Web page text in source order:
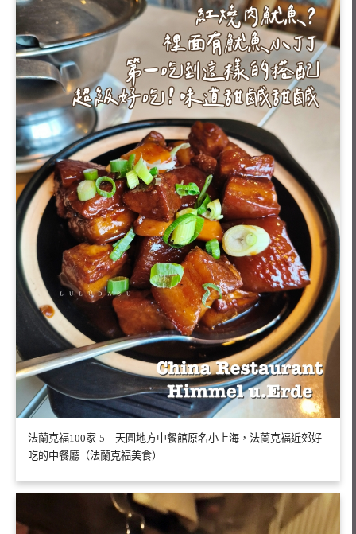
法蘭克福100家-5｜天圓地方中餐館原名小上海，法蘭克福近郊好
吃的中餐廳（法蘭克福美食）